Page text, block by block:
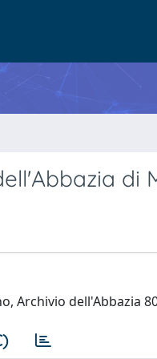
di
Archivio dell'Abbazia